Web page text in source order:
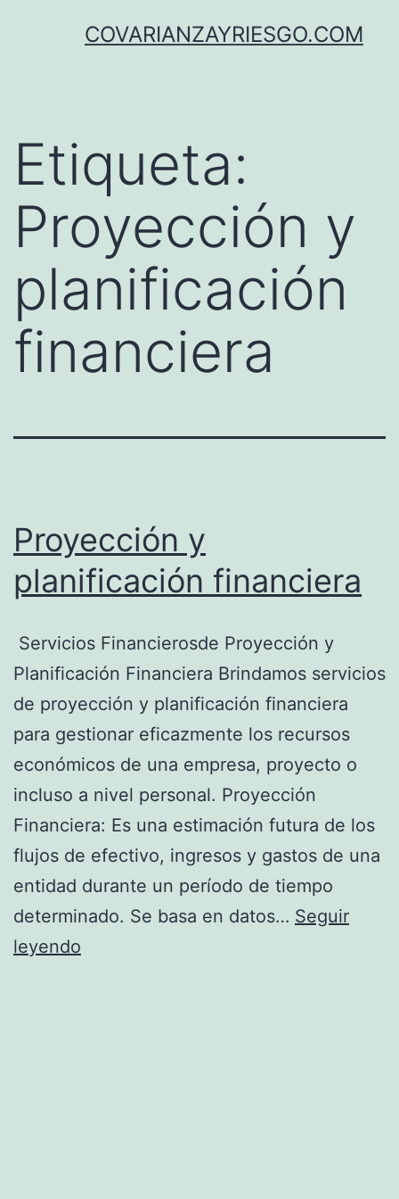
COVARIANZAYRIESGO.COM
Etiqueta:
Proyección y
planificación
financiera
Proyección y
planificación financiera
Servicios Financierosde Proyección y
Planificación Financiera Brindamos servicios
de proyección y planificación financiera
para gestionar eficazmente los recursos
económicos de una empresa, proyecto o
incluso a nivel personal. Proyección
Financiera: Es una estimación futura de los
flujos de efectivo, ingresos y gastos de una
entidad durante un período de tiempo
determinado. Se basa en datos… Seguir
leyendo